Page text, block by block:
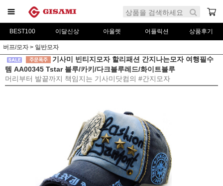
BEST100 이달신상 아울렛 어플릭션 상품후기
버프/모자> 일반모자
기사미 빈티지모자 할리패션 간지나는모자 여행필수
템 AA00345 Tstar 블루/카키/다크블루레드/화이트블루
머리부터 발끝까지 책임지는 기사미닷컴의 #간지모자